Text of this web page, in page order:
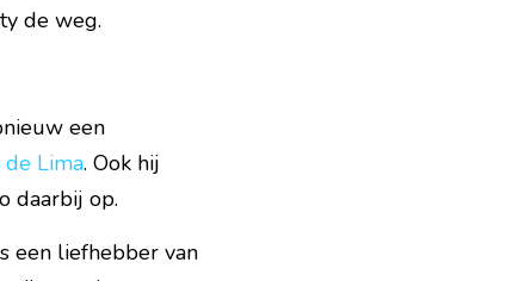
de weg.
een
de Lima. Ook hij
daarbij op.
een liefhebber van